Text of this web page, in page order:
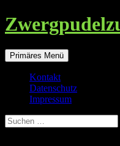
Suchen
Primäres Menü Zum
Inhalt
Kontakt
Datenschutz
Impressum
Suchen
nach: